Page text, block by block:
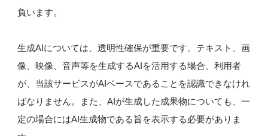
負います。
生成AIについては、透明性確保が重要です。テキスト、画
像、映像、音声等を生成するAIを活用する場合、利用者
が、当該サービスがAIベースであることを認識できなけれ
ばなりません。また、AIが生成した成果物についても、一
定の場合にはAI生成物である旨を表示する必要がありま